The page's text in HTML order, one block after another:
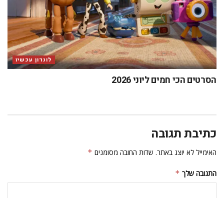
לונדון עכשיו
הסרטים הכי חמים ליוני 2026
כתיבת תגובה
האימייל לא יוצג באתר. שדות החובה מסומנים *
התגובה שלך *